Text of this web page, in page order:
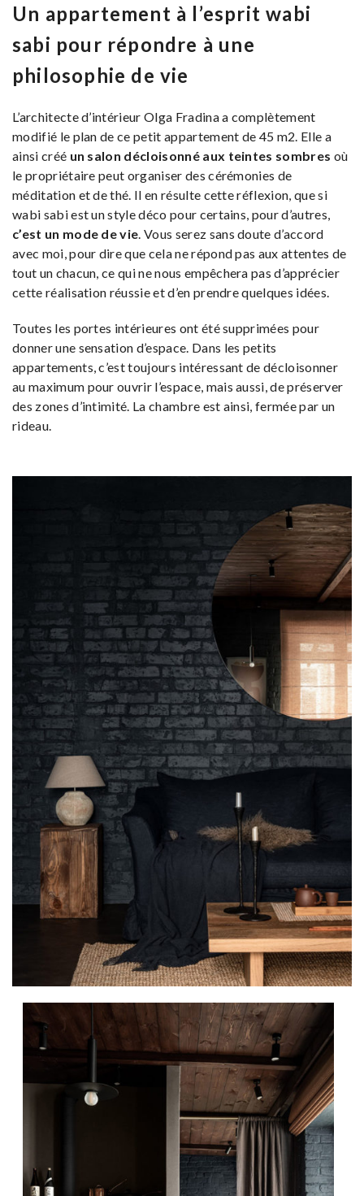
Un appartement à l’esprit wabi
sabi pour répondre à une
philosophie de vie
L’architecte d’intérieur Olga Fradina a complètement
modifié le plan de ce petit appartement de 45 m2. Elle a
ainsi créé un salon décloisonné aux teintes sombres où
le propriétaire peut organiser des cérémonies de
méditation et de thé. Il en résulte cette réflexion, que si
wabi sabi est un style déco pour certains, pour d’autres,
c’est un mode de vie . Vous serez sans doute d’accord
avec moi, pour dire que cela ne répond pas aux attentes de
tout un chacun, ce qui ne nous empêchera pas d’apprécier
cette réalisation réussie et d’en prendre quelques idées.
Toutes les portes intérieures ont été supprimées pour
donner une sensation d’espace. Dans les petits
appartements, c’est toujours intéressant de décloisonner
au maximum pour ouvrir l’espace, mais aussi, de préserver
des zones d’intimité. La chambre est ainsi, fermée par un
rideau.